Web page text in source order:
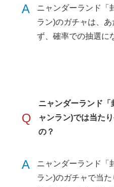
A
ニャンダーランド「
ラン)のガチャは、
ず、確率での抽選に
Q
ニャンダーランド「
ャンラン)では当た
の？
A
ニャンダーランド「
ラン)のガチャで当